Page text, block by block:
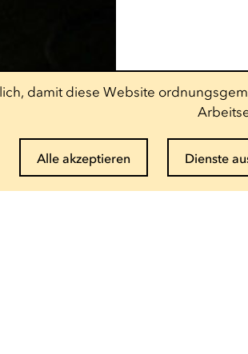
damit diese Website
Alle akzeptieren Dienste